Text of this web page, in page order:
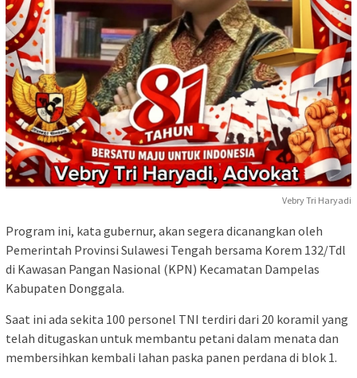
Vebry Tri Haryadi
Program ini, kata gubernur, akan segera dicanangkan oleh
Pemerintah Provinsi Sulawesi Tengah bersama Korem 132/Tdl
di Kawasan Pangan Nasional (KPN) Kecamatan Dampelas
Kabupaten Donggala.
Saat ini ada sekita 100 personel TNI terdiri dari 20 koramil yang
telah ditugaskan untuk membantu petani dalam menata dan
membersihkan kembali lahan paska panen perdana di blok 1.